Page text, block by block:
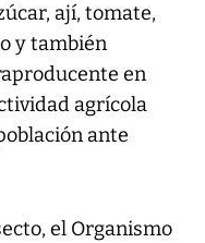
ají, tomate,
y también
en
agrícola
ante
el Organismo